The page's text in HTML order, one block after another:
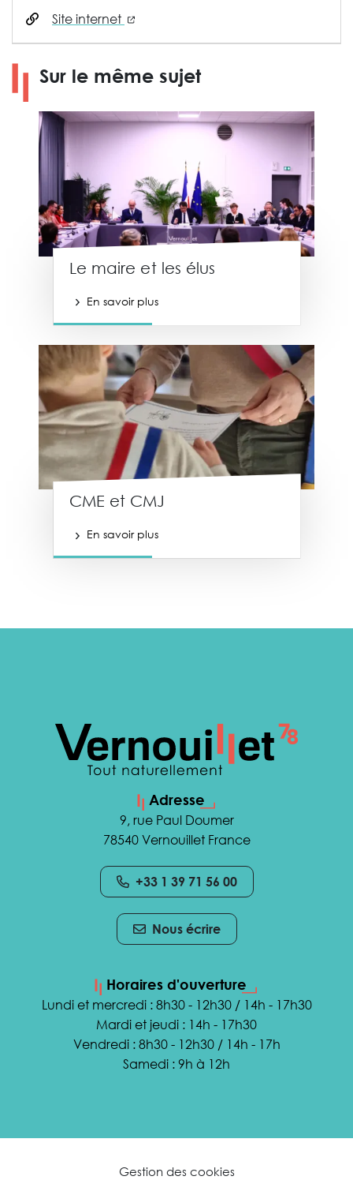
Site internet
(nouvelle fenêtre)
Sur le même sujet
Le maire et les élus
En savoir plus
CME et CMJ
En savoir plus
Adresse
9, rue Paul Doumer
78540 Vernouillet France
+33 1 39 71 56 00
Nous écrire
Horaires d'ouverture
Lundi et mercredi : 8h30 - 12h30 / 14h - 17h30
Mardi et jeudi : 14h - 17h30
Vendredi : 8h30 - 12h30 / 14h - 17h
Samedi : 9h à 12h
Gestion des cookies